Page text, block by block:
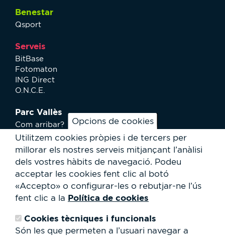
Opcions de cookies
Utilitzem cookies pròpies i de tercers per
millorar els nostres serveis mitjançant l’anàlisi
dels vostres hàbits de navegació. Podeu
acceptar les cookies fent clic al botó
«Accepto» o configurar-les o rebutjar-ne l’ús
fent clic a la Política de cookies
Cookies tècniques i funcionals
Són les que permeten a l’usuari navegar a
Benestar
Qsport
Serveis
BitBase
Fotomaton
ING Direct
O.N.C.E.
Parc Vallès
Com arribar?
Plànol
Activitats
Serveis a l'usuari
Club Staff
Qui som?
Contacte
Cessió d'espais
RSC